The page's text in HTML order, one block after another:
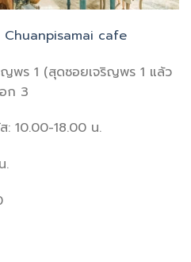
Chuanpisamai cafe
ญพร 1 (สุดซอยเจริญพร 1 แล้ว
ก 3
: 10.00-18.00 น.
.